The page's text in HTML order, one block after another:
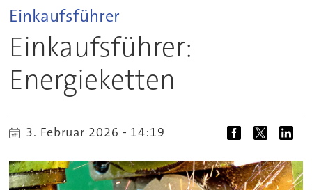
Einkaufsführer
Einkaufsführer:
Energieketten
3. Februar 2026 - 14:19